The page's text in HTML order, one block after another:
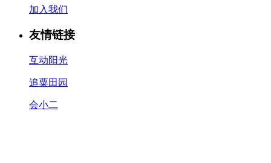
加入我们
友情链接
互动阳光
追粟田园
会小二